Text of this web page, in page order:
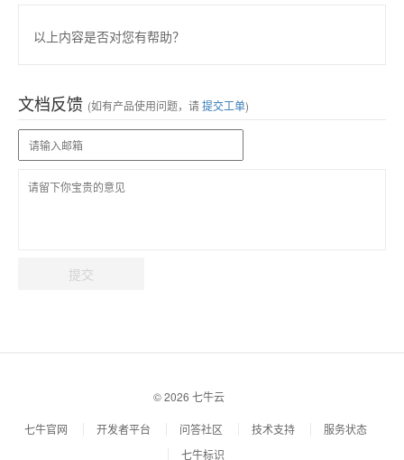
以上内容是否对您有帮助？
文档反馈 (如有产品使用问题，请提交工单)
提交
© 2026 七牛云
七牛官网 开发者平台 问答社区 技术支持
服务状态
七牛标识